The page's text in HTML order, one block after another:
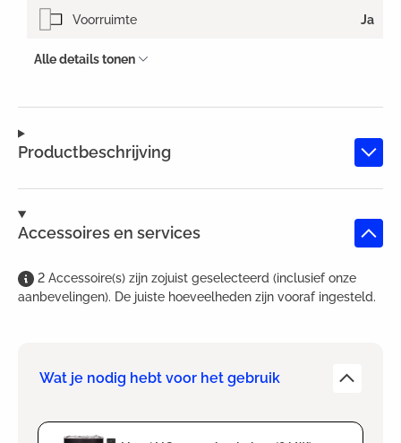
Productbeschrijving
Accessoires en services
2 Accessoire(s) zijn zojuist geselecteerd (inclusief onze
aanbevelingen). De juiste hoeveelheden zijn vooraf ingesteld.
Wat je nodig hebt voor het gebruik
Voorruimte Ja
Alle details tonen